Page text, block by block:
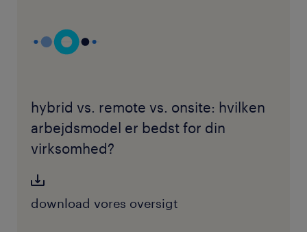
hybrid vs. remote vs. onsite: hvilken
arbejdsmodel er bedst for din
virksomhed?
download vores oversigt